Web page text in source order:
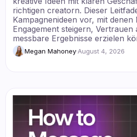
richtigen creatorn. Dieser
Kampagnenideen vor, mit denen
Engagement steigern, Vertrauen
messbare Ergebnisse erzielen
Megan Mahoney·August 4, 2026